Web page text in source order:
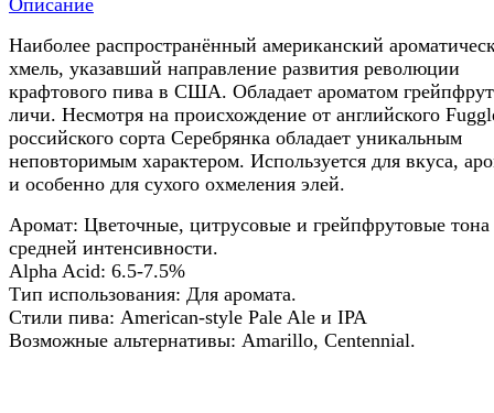
Наиболее распространённый американский
хмель, указавший направление развития революции
крафтового пива в США. Обладает ароматом
личи. Несмотря на происхождение от английского
российского сорта Серебрянка обладает уникальным
неповторимым характером. Используется для вкуса,
и особенно для сухого охмеления элей.
Аромат: Цветочные, цитрусовые и грейпфрутовые тона
средней интенсивности.
Alpha Acid: 6.5-7.5%
Тип использования: Для аромата.
Стили пива: American-style Pale Ale и IPA
Возможные альтернативы: Amarillo, Centennial.